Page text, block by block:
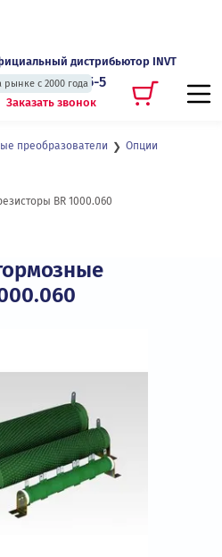
дистрибьютор INVT
рынке с 2000 года
(495) 135-135-5
Заказать звонок
преобразователи Опции
BR 1000.060